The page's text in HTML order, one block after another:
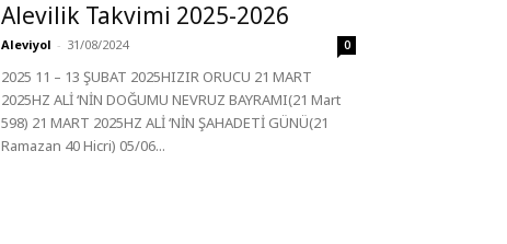
Alevilik Takvimi 2025-2026
Aleviyol - 31/08/2024 0
2025 11 – 13 ŞUBAT 2025HIZIR ORUCU 21 MART
2025HZ ALİ ‘NİN DOĞUMU NEVRUZ BAYRAMI(21 Mart
598) 21 MART 2025HZ ALİ ‘NİN ŞAHADETİ GÜNÜ(21
Ramazan 40 Hicri) 05/06...